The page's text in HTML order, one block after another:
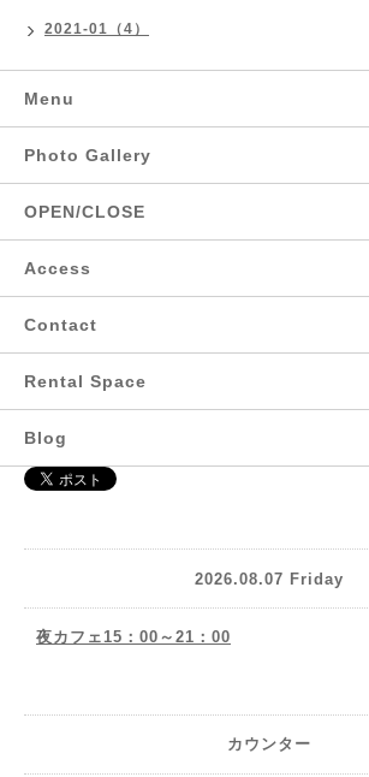
2021-01（4）
Menu
Photo Gallery
OPEN/CLOSE
Access
Contact
Rental Space
Blog
2026.08.07 Friday
夜カフェ15：00～21：00
カウンター